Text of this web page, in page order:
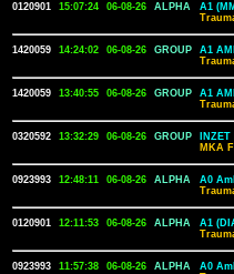
0120901 15:07:24 06-08-26 ALPHA
A1
1420059 14:24:02 06-08-26 GROUP
A1
1420059 13:40:55 06-08-26 GROUP
A1
0320592 13:32:29 06-08-26 GROUP
MKA
0923993 12:48:11 06-08-26 ALPHA
A0
0120901 12:11:53 06-08-26 ALPHA
A1
0923993 11:57:38 06-08-26 ALPHA
A0